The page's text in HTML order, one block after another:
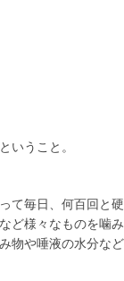
うこと。
て毎日、何百回と硬
ど様々なものを噛み
物や唾液の水分など